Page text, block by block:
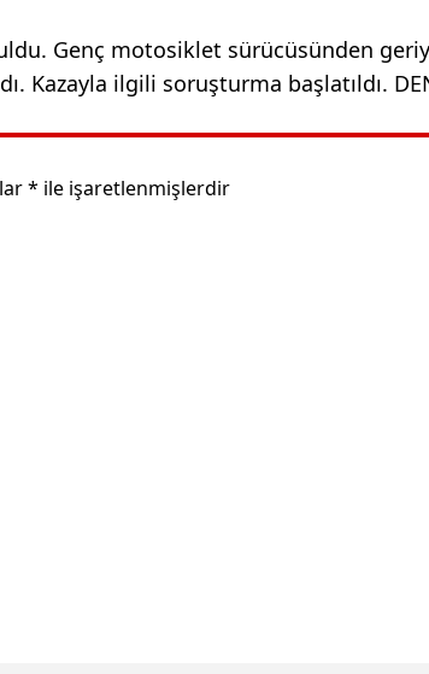
Genç motosiklet sürücüsünden
Kazayla ilgili soruşturma başlatıldı.
* ile işaretlenmişlerdir